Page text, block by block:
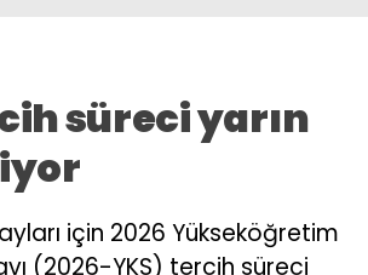
süreci yarın
için 2026 Yükseköğretim
(2026-YKS) tercih süreci